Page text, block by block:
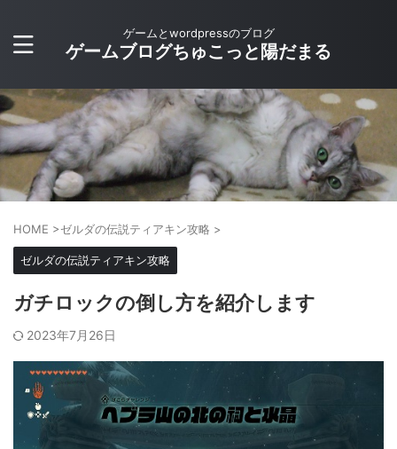
ゲームとwordpressのブログ
ゲームブログちゅこっと陽だまる
HOME >ゼルダの伝説ティアキン攻略 >
ゼルダの伝説ティアキン攻略
ガチロックの倒し方を紹介します
2023年7月26日